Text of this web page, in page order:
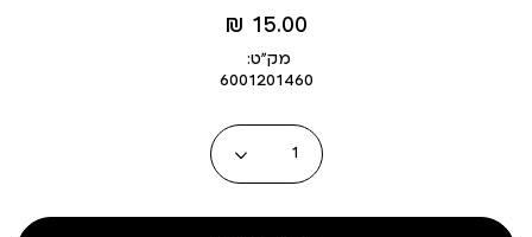
מחיר
מוצר
15.00 ₪
מק״ט:
6001201460
כמות